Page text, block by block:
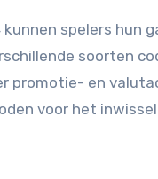
soorten
promotie- en
voor het